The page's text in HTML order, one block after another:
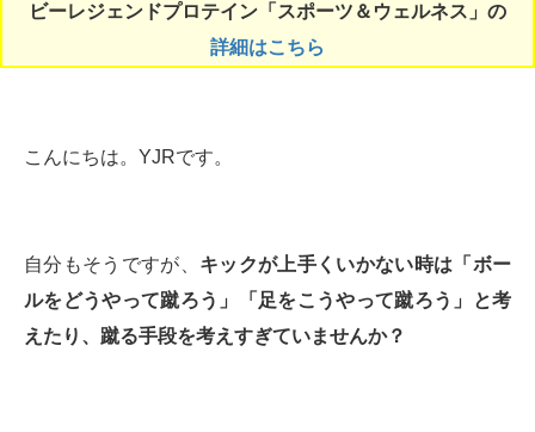
ビーレジェンドプロテイン「スポーツ＆ウェルネス」の
詳細はこちら
こんにちは。YJRです。
自分もそうですが、 キックが上手くいかない時は「ボー
ルをどうやって蹴ろう」「足をこうやって蹴ろう」と考
えたり、蹴る手段を考えすぎていませんか？